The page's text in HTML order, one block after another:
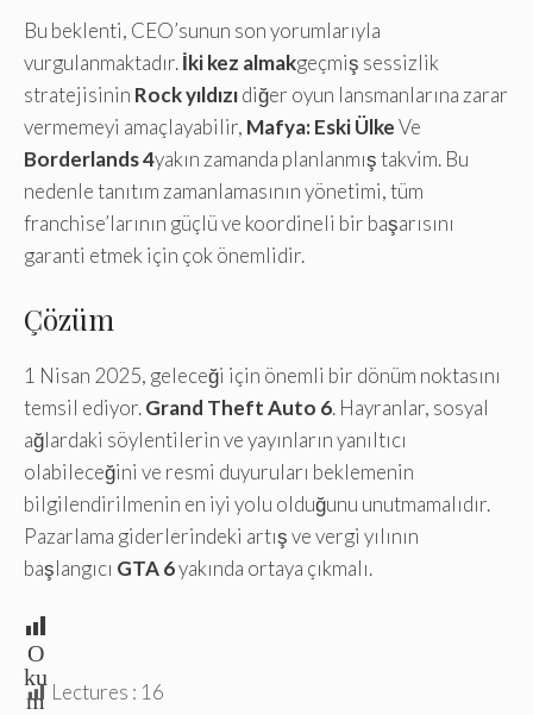
Bu beklenti, CEO’sunun son yorumlarıyla
vurgulanmaktadır.İki kez almakgeçmiş sessizlik
stratejisinin Rock yıldızıdiğer oyun lansmanlarına zarar
vermemeyi amaçlayabilir, Mafya: Eski ÜlkeVe
Borderlands 4yakın zamanda planlanmış takvim. Bu
nedenle tanıtım zamanlamasının yönetimi, tüm
franchise’larının güçlü ve koordineli bir başarısını
garanti etmek için çok önemlidir.
Çözüm
1 Nisan 2025, geleceği için önemli bir dönüm noktasını
temsil ediyor.Grand Theft Auto 6. Hayranlar, sosyal
ağlardaki söylentilerin ve yayınların yanıltıcı
olabileceğini ve resmi duyuruları beklemenin
bilgilendirilmenin en iyi yolu olduğunu unutmamalıdır.
Pazarlama giderlerindeki artış ve vergi yılının
başlangıcı GTA 6yakında ortaya çıkmalı.
O
ku
m Lectures : 16